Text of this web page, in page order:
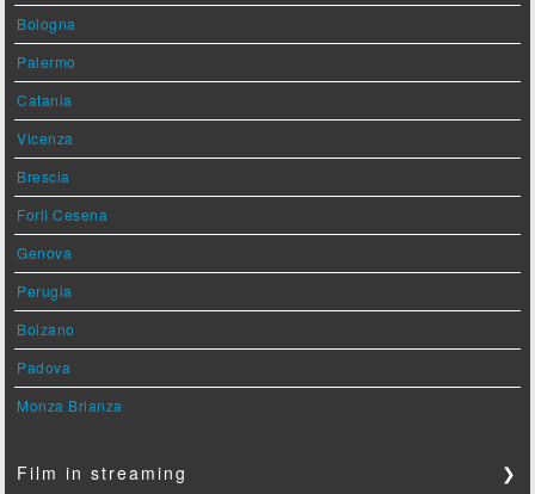
Bologna
Palermo
Catania
Vicenza
Brescia
Forlì Cesena
Genova
Perugia
Bolzano
Padova
Monza Brianza
Film in streaming ❯